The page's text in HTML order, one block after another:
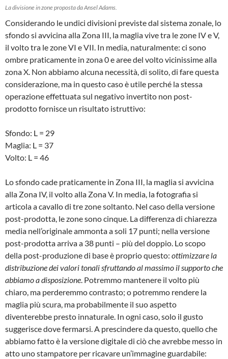
La divisione in zone proposta da Ansel Adams.
Considerando le undici divisioni previste dal sistema zonale, lo
sfondo si avvicina alla Zona III, la maglia vive tra le zone IV e V,
il volto tra le zone VI e VII. In media, naturalmente: ci sono
ombre praticamente in zona 0 e aree del volto vicinissime alla
zona X. Non abbiamo alcuna necessità, di solito, di fare questa
considerazione, ma in questo caso è utile perché la stessa
operazione effettuata sul negativo invertito non post-
prodotto fornisce un risultato istruttivo:
Sfondo: L = 29
Maglia: L = 37
Volto: L = 46
Lo sfondo cade praticamente in Zona III, la maglia si avvicina
alla Zona IV, il volto alla Zona V. In media, la fotografia si
articola a cavallo di tre zone soltanto. Nel caso della versione
post-prodotta, le zone sono cinque. La differenza di chiarezza
media nell’originale ammonta a soli 17 punti; nella versione
post-prodotta arriva a 38 punti – più del doppio. Lo scopo
della post-produzione di base è proprio questo: ottimizzare la
distribuzione dei valori tonali sfruttando al massimo il supporto che
abbiamo a disposizione . Potremmo mantenere il volto più
chiaro, ma perderemmo contrasto; o potremmo rendere la
maglia più scura, ma probabilmente il suo aspetto
diventerebbe presto innaturale. In ogni caso, solo il gusto
suggerisce dove fermarsi. A prescindere da questo, quello che
abbiamo fatto è la versione digitale di ciò che avrebbe messo in
atto uno stampatore per ricavare un’immagine guardabile: